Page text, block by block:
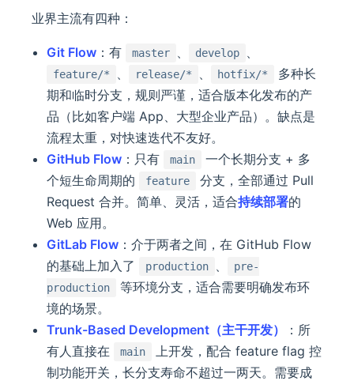
业界主流有四种：
Git Flow ：有 master develop
feature/* release/* hotfix/*
多种长
期和临时分支，规则严谨，适合版本化发布的产
品（比如客户端 App、大型企业产品）。缺点是
流程太重，对快速迭代不友好。
GitHub Flow ：只有 main
一个长期分支 + 多
个短生命周期的
feature
分支，全部通过 Pull
Request 合并。简单、灵活，适合持续部署的
Web 应用。
GitLab Flow ：介于两者之间，在 GitHub Flow
的基础上加入了
production
pre-
production
等环境分支，适合需要明确发布环
境的场景。
Trunk-Based Development（主干开发）
：所
有人直接在
main
上开发，配合 feature flag 控
制功能开关，长分支寿命不超过一两天。需要成